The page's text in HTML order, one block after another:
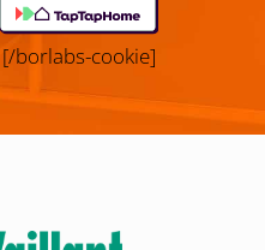
[/borlabs-cookie]